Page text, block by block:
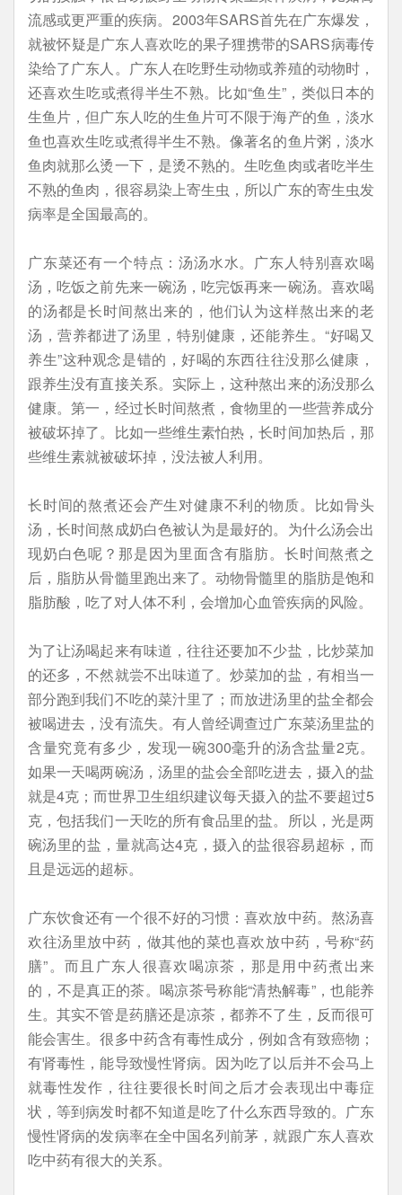
流感或更严重的疾病。2003年SARS首先在广东爆发，
就被怀疑是广东人喜欢吃的果子狸携带的SARS病毒传
染给了广东人。广东人在吃野生动物或养殖的动物时，
还喜欢生吃或煮得半生不熟。比如“鱼生”，类似日本的
生鱼片，但广东人吃的生鱼片可不限于海产的鱼，淡水
鱼也喜欢生吃或煮得半生不熟。像著名的鱼片粥，淡水
鱼肉就那么烫一下，是烫不熟的。生吃鱼肉或者吃半生
不熟的鱼肉，很容易染上寄生虫，所以广东的寄生虫发
病率是全国最高的。
广东菜还有一个特点：汤汤水水。广东人特别喜欢喝
汤，吃饭之前先来一碗汤，吃完饭再来一碗汤。喜欢喝
的汤都是长时间熬出来的，他们认为这样熬出来的老
汤，营养都进了汤里，特别健康，还能养生。“好喝又
养生”这种观念是错的，好喝的东西往往没那么健康，
跟养生没有直接关系。实际上，这种熬出来的汤没那么
健康。第一，经过长时间熬煮，食物里的一些营养成分
被破坏掉了。比如一些维生素怕热，长时间加热后，那
些维生素就被破坏掉，没法被人利用。
长时间的熬煮还会产生对健康不利的物质。比如骨头
汤，长时间熬成奶白色被认为是最好的。为什么汤会出
现奶白色呢？那是因为里面含有脂肪。长时间熬煮之
后，脂肪从骨髓里跑出来了。动物骨髓里的脂肪是饱和
脂肪酸，吃了对人体不利，会增加心血管疾病的风险。
为了让汤喝起来有味道，往往还要加不少盐，比炒菜加
的还多，不然就尝不出味道了。炒菜加的盐，有相当一
部分跑到我们不吃的菜汁里了；而放进汤里的盐全都会
被喝进去，没有流失。有人曾经调查过广东菜汤里盐的
含量究竟有多少，发现一碗300毫升的汤含盐量2克。
如果一天喝两碗汤，汤里的盐会全部吃进去，摄入的盐
就是4克；而世界卫生组织建议每天摄入的盐不要超过5
克，包括我们一天吃的所有食品里的盐。所以，光是两
碗汤里的盐，量就高达4克，摄入的盐很容易超标，而
且是远远的超标。
广东饮食还有一个很不好的习惯：喜欢放中药。熬汤喜
欢往汤里放中药，做其他的菜也喜欢放中药，号称“药
膳”。而且广东人很喜欢喝凉茶，那是用中药煮出来
的，不是真正的茶。喝凉茶号称能“清热解毒”，也能养
生。其实不管是药膳还是凉茶，都养不了生，反而很可
能会害生。很多中药含有毒性成分，例如含有致癌物；
有肾毒性，能导致慢性肾病。因为吃了以后并不会马上
就毒性发作，往往要很长时间之后才会表现出中毒症
状，等到病发时都不知道是吃了什么东西导致的。广东
慢性肾病的发病率在全中国名列前茅，就跟广东人喜欢
吃中药有很大的关系。